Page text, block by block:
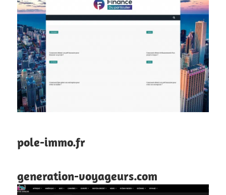
pole-immo.fr
generation-voyageurs.com